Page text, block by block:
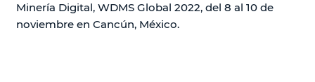
Minería Digital, WDMS Global 2022, del 8 al 10 de
noviembre en Cancún, México.